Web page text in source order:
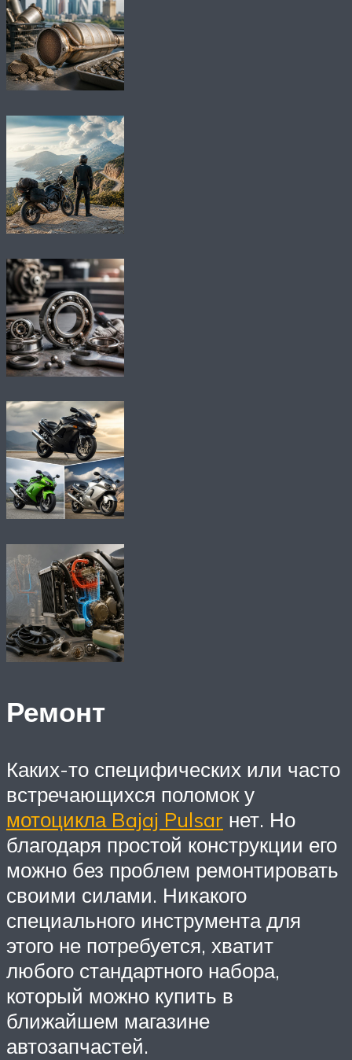
Ремонт
Каких-то специфических или часто
встречающихся поломок у
мотоцикла Bajaj Pulsar нет. Но
благодаря простой конструкции его
можно без проблем ремонтировать
своими силами. Никакого
специального инструмента для
этого не потребуется, хватит
любого стандартного набора,
который можно купить в
ближайшем магазине
автозапчастей.